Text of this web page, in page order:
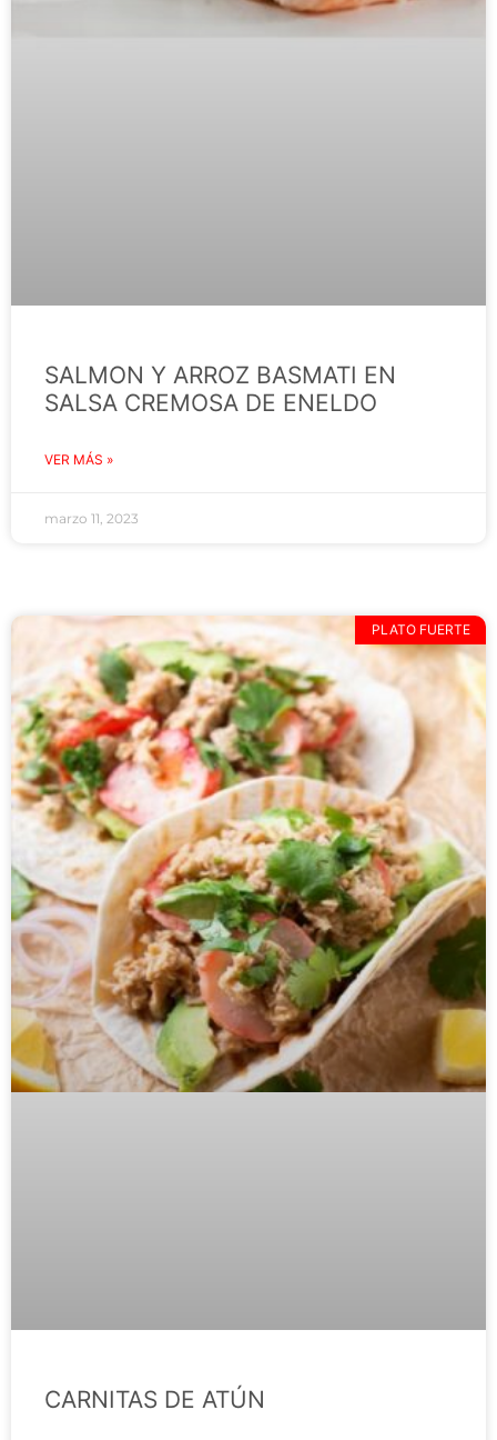
SALMON Y ARROZ BASMATI EN
SALSA CREMOSA DE ENELDO
VER MÁS »
marzo 11, 2023
PLATO FUERTE
CARNITAS DE ATÚN